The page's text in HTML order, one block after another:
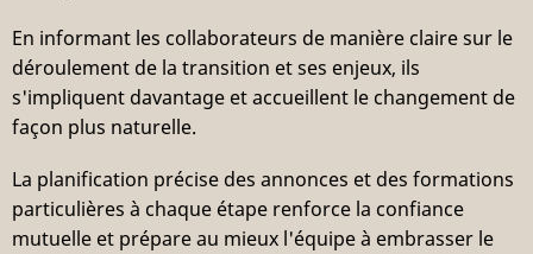
En informant les collaborateurs de manière claire sur le
déroulement de la transition et ses enjeux, ils
s'impliquent davantage et accueillent le changement de
façon plus naturelle.
La planification précise des annonces et des formations
particulières à chaque étape renforce la confiance
mutuelle et prépare au mieux l'équipe à embrasser le